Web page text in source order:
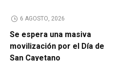
6 AGOSTO, 2026
Se espera una masiva
movilización por el Día de
San Cayetano